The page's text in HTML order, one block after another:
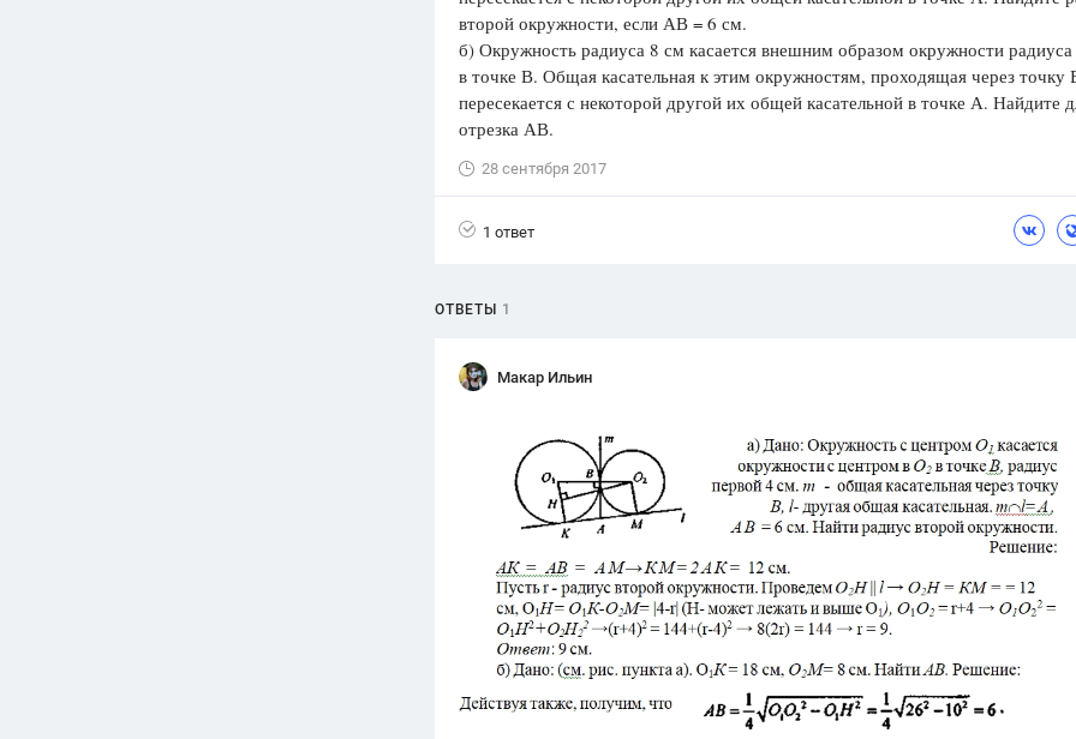
Вузы
ответа
Олимпиады
ответа
Spotlight
ГИА
Психология
Отношения, Любовь,Красота,
второй окружности, если АВ = 6 см.
б) Окружность радиуса 8 см касается внешним образом окружности
в точке В. Общая касательная к этим окружностям, проходящая через точку
пересекается с некоторой другой их общей касательной в точке А. Найдите
отрезка АВ.
28 сентября 2017
1 ответ
ОТВЕТЫ 1
Макар Ильин